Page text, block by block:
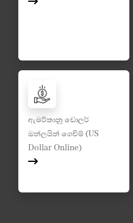
ඇමරිකානු ඩොලර්
ඔන්ලයින් ගෙවීම් (US
Dollar Online)